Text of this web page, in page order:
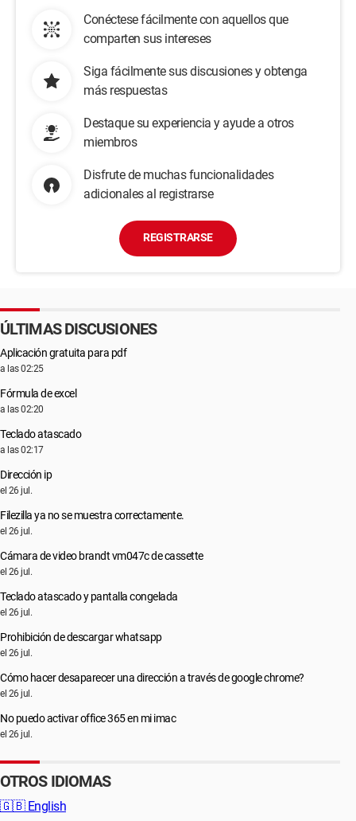
Conéctese fácilmente con aquellos que
comparten sus intereses
Siga fácilmente sus discusiones y obtenga
más respuestas
Destaque su experiencia y ayude a otros
miembros
Disfrute de muchas funcionalidades
adicionales al registrarse
REGISTRARSE
ÚLTIMAS DISCUSIONES
Aplicación gratuita para pdf
a las 02:25
Fórmula de excel
a las 02:20
Teclado atascado
a las 02:17
Dirección ip
el 26 jul.
Filezilla ya no se muestra correctamente.
el 26 jul.
Cámara de video brandt vm047c de cassette
el 26 jul.
Teclado atascado y pantalla congelada
el 26 jul.
Prohibición de descargar whatsapp
el 26 jul.
Cómo hacer desaparecer una dirección a través de google chrome?
el 26 jul.
No puedo activar office 365 en mi imac
el 26 jul.
OTROS IDIOMAS
🇬🇧 English